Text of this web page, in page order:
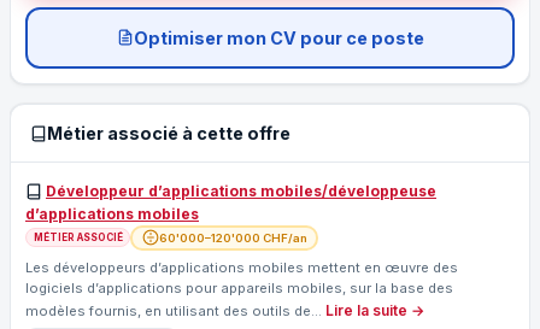
Optimiser mon CV pour ce poste
Métier associé à cette offre
Développeur d’applications mobiles/développeuse
d’applications mobiles
MÉTIER ASSOCIÉ 60'000–120'000 CHF/an
Les développeurs d’applications mobiles mettent en œuvre des
logiciels d’applications pour appareils mobiles, sur la base des
modèles fournis, en utilisant des outils de… Lire la suite →